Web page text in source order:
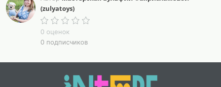
знание основных приемов: кольцо амигуруми,
столбики без накида, столбики с накидом, убавки,
прибавки, воздушные петли.
Уровень сложности – средний.
-Автор данного мастер класса Зульфия
(zulyatoys)
0 оценок
0 подписчиков